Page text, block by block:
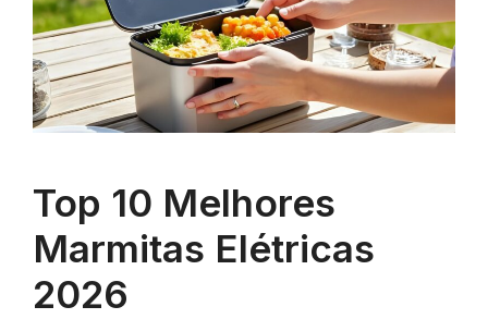
Top 10 Melhores
Marmitas Elétricas
2026